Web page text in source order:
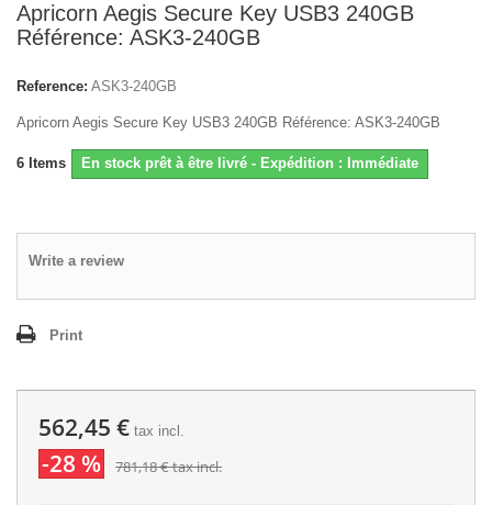
Apricorn Aegis Secure Key USB3 240GB
Référence: ASK3-240GB
Reference: ASK3-240GB
Apricorn Aegis Secure Key USB3 240GB Référence: ASK3-240GB
6 Items En stock prêt à être livré - Expédition : Immédiate
Write a review
Print
562,45 € tax incl.
-28 % 781,18 €tax incl.